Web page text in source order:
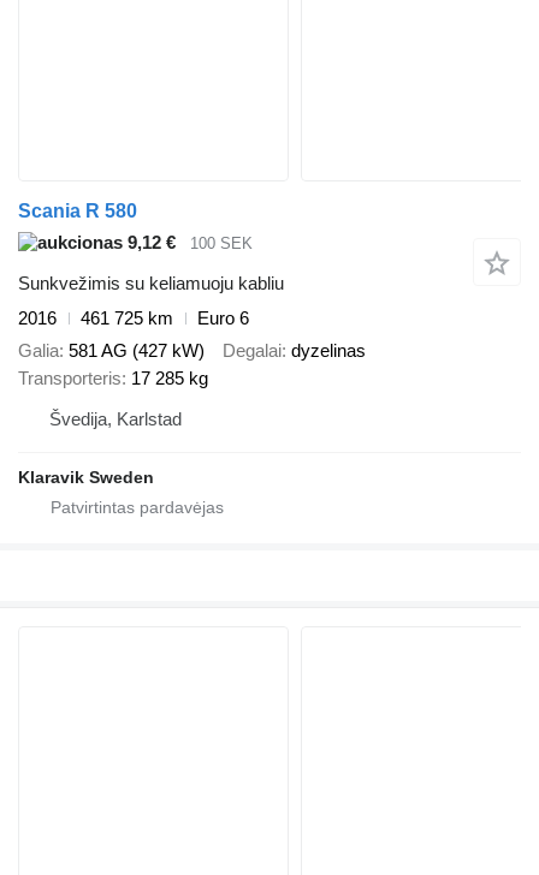
Scania R 580
9,12 €
100 SEK
Sunkvežimis su keliamuoju kabliu
2016
461 725 km
Euro 6
Galia 581 AG (427 kW) Degalai dyzelinas
Transporteris 17 285 kg
Švedija, Karlstad
Klaravik Sweden